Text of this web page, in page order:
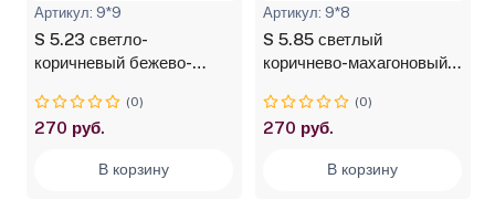
Артикул: 9*9
S 5.23 светло-
коричневый бежево-
краска для волос с
экстрактом женьшеня и
Studio Professional, 100
(0)
270 руб.
В корзину
Артикул: 9*8
S 5.85 светлый
коричнево-махагоновый
экстрактом женьшеня и
рисовыми протеинами
(0)
270 руб.
В корзину